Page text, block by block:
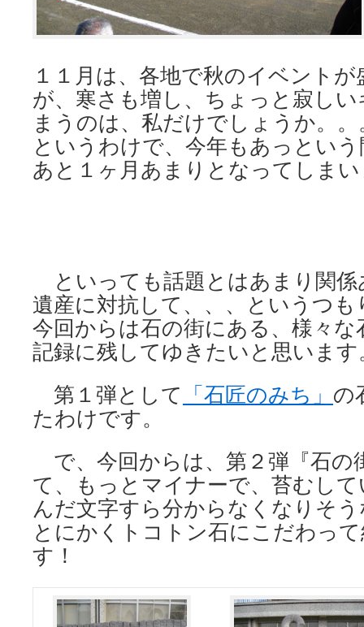
１１月は、各地で秋のイベント
が、寒さも増し、ちょっと寂し
まうのは、私だけでしょうか。。
というわけで、今年もあっとい
あと１ヶ月あまりとなってしま
といっても話題とはあまり関係
遺産に対抗して、、、というつ
今回からは石の街にある、様々
記録に残してゆきたいと思いま
第１弾として
「石匠のみち」 の
たわけです。
で、今回からは、第２弾『石の
て、もっとマイナーで、苔むし
んだ文字すら分からなくなりそ
とにかくトコトン石にこだわっ
す！